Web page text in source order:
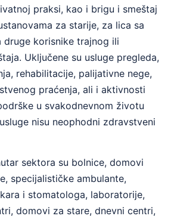
praksi, kao i brigu i smeštaj
za starije, za lica sa
korisnike trajnog ili
Uključene su usluge pregleda,
rehabilitacije, palijativne nege,
praćenja, ali i aktivnosti
u svakodnevnom životu
nisu neophodni zdravstveni
sektora su bolnice, domovi
specijalističke ambulante,
i stomatologa, laboratorije,
domovi za stare, dnevni centri,